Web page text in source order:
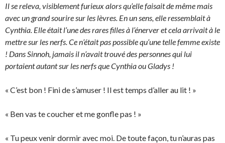
Il se releva, visiblement furieux alors qu’elle faisait de même mais
avec un grand sourire sur les lèvres. En un sens, elle ressemblait à
Cynthia. Elle était l’une des rares filles à l’énerver et cela arrivait à le
mettre sur les nerfs. Ce n’était pas possible qu’une telle femme existe
! Dans Sinnoh, jamais il n’avait trouvé des personnes qui lui
portaient autant sur les nerfs que Cynthia ou Gladys !
« C’est bon ! Fini de s’amuser ! Il est temps d’aller au lit ! »
« Ben vas te coucher et me gonfle pas ! »
« Tu peux venir dormir avec moi. De toute façon, tu n’auras pas